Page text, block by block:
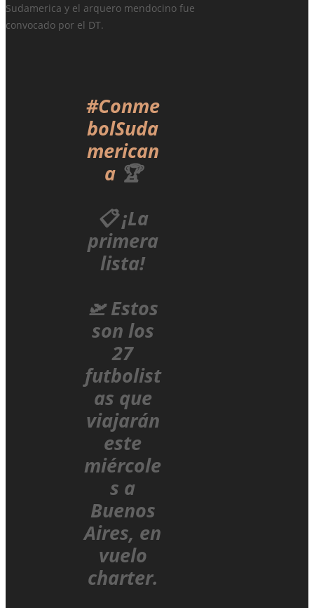
Sudamerica y el arquero mendocino fue
convocado por el DT.
#Conme
bolSuda
merican
a🏆
📋 ¡La
primera
lista!
🛫 Estos
son los
27
futbolist
as que
viajarán
este
miércole
s a
Buenos
Aires, en
vuelo
charter.